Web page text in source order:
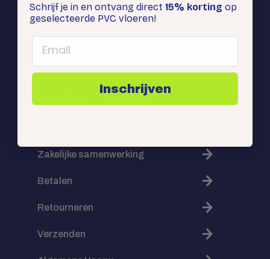
Stel direct je vraag:
Whatsapp ons
Service & Contact
Zakelijke samenwerking
Betalen
Retourneren
Verzenden
Schrijf je in en ontvang direct 15% korting op
geselecteerde PVC vloeren!
Email
Inschrijven